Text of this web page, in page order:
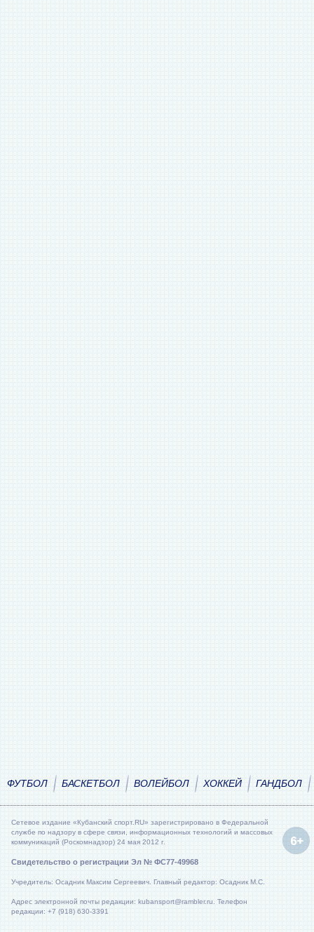
ФУТБОЛ БАСКЕТБОЛ ВОЛЕЙБОЛ ХОККЕЙ ГАНДБОЛ
Сетевое издание «Кубанский спорт.RU» зарегистрировано в Федеральной
службе по надзору в сфере связи, информационных технологий и массовых
коммуникаций (Роскомнадзор) 24 мая 2012 г.
Свидетельство о регистрации Эл № ФС77-49968
Учредитель: Осадник Максим Сергеевич. Главный редактор: Осадник М.С.
Адрес электронной почты редакции: kubansport@rambler.ru. Телефон
редакции: +7 (918) 630-3391